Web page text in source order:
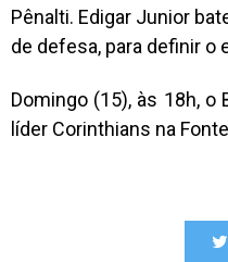
Pênalti. Edigar Junior
de defesa, para definir o
Domingo (15), às 18h, o
líder Corinthians na